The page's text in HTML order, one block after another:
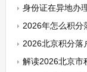
身份证在异地办
2026年怎么积分
2026北京积分落
解读2026北京市